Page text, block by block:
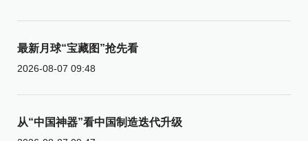
最新月球“宝藏图”抢先看
2026-08-07 09:48
从“中国神器”看中国制造迭代升级